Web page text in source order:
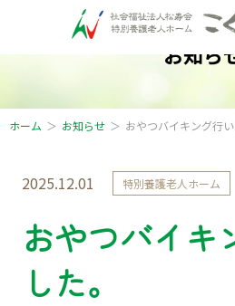
お知ら
ホーム お知らせ おやつバイキング行い
2025.12.01 特別養護老人ホーム
おやつバイキ
した。